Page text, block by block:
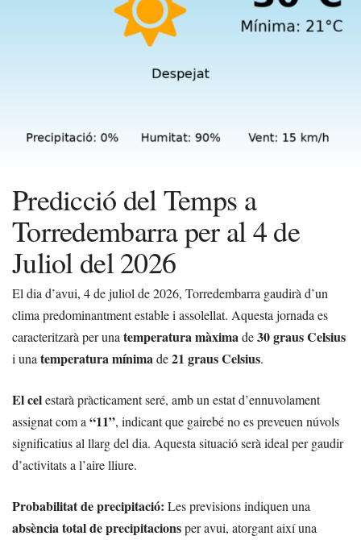
Predicció del Temps a
Torredembarra per al 4 de
Juliol del 2026
El dia d’avui, 4 de juliol de 2026, Torredembarra gaudirà d’un
clima predominantment estable i assolellat. Aquesta jornada es
caracteritzarà per unatemperatura màximade30 graus Celsius
i unatemperatura mínimade21 graus Celsius.
El celestarà pràcticament seré, amb un estat d’ennuvolament
assignat com a“11”, indicant que gairebé no es preveuen núvols
significatius al llarg del dia. Aquesta situació serà ideal per gaudir
d’activitats a l’aire lliure.
Probabilitat de precipitació: Les previsions indiquen una
absència total de precipitacionsper avui, atorgant així una